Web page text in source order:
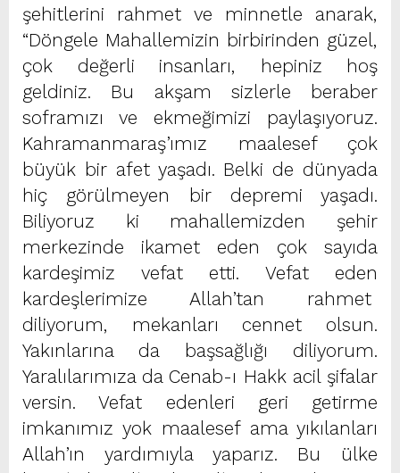
şehitlerini rahmet ve minnetle anarak,
“Döngele Mahallemizin birbirinden güzel,
çok değerli insanları, hepiniz hoş
geldiniz. Bu akşam sizlerle beraber
soframızı ve ekmeğimizi paylaşıyoruz.
Kahramanmaraş’ımız maalesef çok
büyük bir afet yaşadı. Belki de dünyada
hiç görülmeyen bir depremi yaşadı.
Biliyoruz ki mahallemizden şehir
merkezinde ikamet eden çok sayıda
kardeşimiz vefat etti. Vefat eden
kardeşlerimize Allah’tan rahmet
diliyorum, mekanları cennet olsun.
Yakınlarına da başsağlığı diliyorum.
Yaralılarımıza da Cenab-ı Hakk acil şifalar
versin. Vefat edenleri geri getirme
imkanımız yok maalesef ama yıkılanları
Allah’ın yardımıyla yaparız. Bu ülke